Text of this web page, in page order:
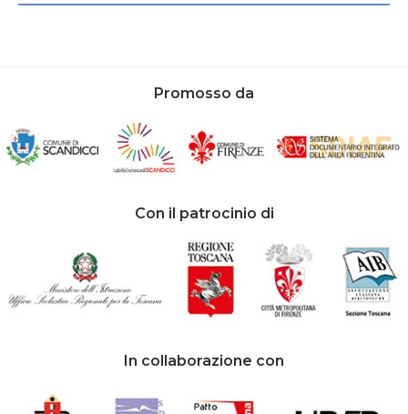
Promosso da
Con il patrocinio di
In collaborazione con